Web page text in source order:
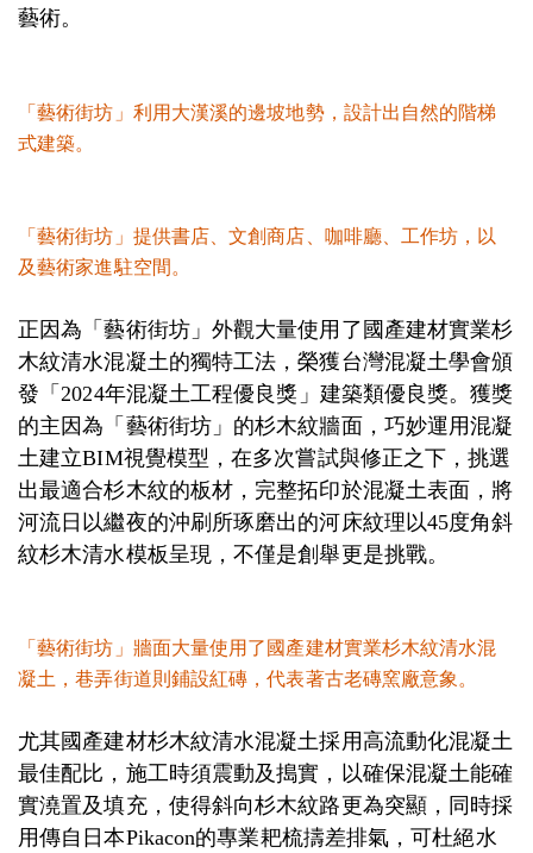
藝術。
「藝術街坊」利用大漢溪的邊坡地勢，設計出自然的階梯
式建築。
「藝術街坊」提供書店、文創商店、咖啡廳、工作坊，以
及藝術家進駐空間。
正因為「藝術街坊」外觀大量使用了國產建材實業杉
木紋清水混凝土的獨特工法，榮獲台灣混凝土學會頒
發「2024年混凝土工程優良獎」建築類優良獎。獲獎
的主因為「藝術街坊」的杉木紋牆面，巧妙運用混凝
土建立BIM視覺模型，在多次嘗試與修正之下，挑選
出最適合杉木紋的板材，完整拓印於混凝土表面，將
河流日以繼夜的沖刷所琢磨出的河床紋理以45度角斜
紋杉木清水模板呈現，不僅是創舉更是挑戰。
「藝術街坊」牆面大量使用了國產建材實業杉木紋清水混
凝土，巷弄街道則鋪設紅磚，代表著古老磚窯廠意象。
尤其國產建材杉木紋清水混凝土採用高流動化混凝土
最佳配比，施工時須震動及搗實，以確保混凝土能確
實澆置及填充，使得斜向杉木紋路更為突顯，同時採
用傳自日本Pikacon的專業耙梳擣差排氣，可杜絕水